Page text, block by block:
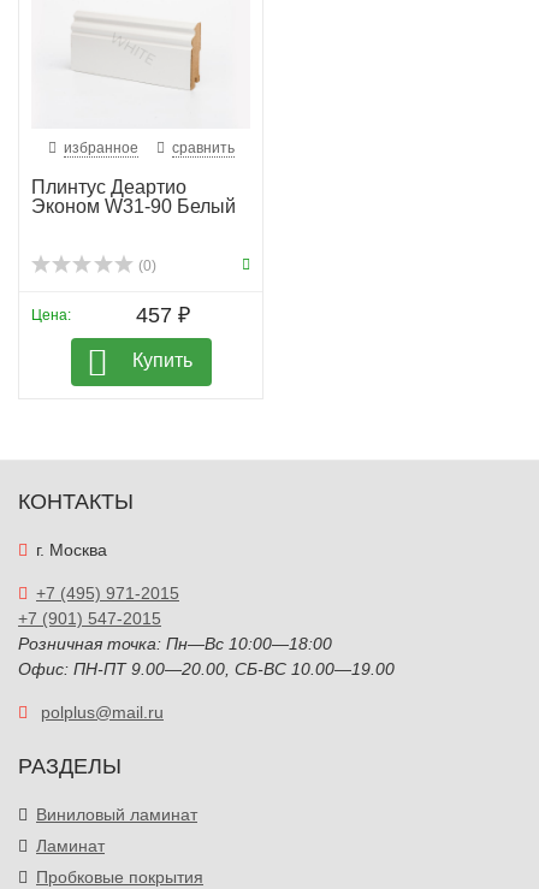
избранное сравнить
Плинтус Деартио
Эконом W31-90 Белый
(0)
Цена: 457 ₽
Купить
КОНТАКТЫ
г. Москва
+7 (495) 971-2015
+7 (901) 547-2015
Розничная точка: Пн—Вс 10:00—18:00
Офис: ПН-ПТ 9.00—20.00, СБ-ВС 10.00—19.00
polplus@mail.ru
РАЗДЕЛЫ
Виниловый ламинат
Ламинат
Пробковые покрытия